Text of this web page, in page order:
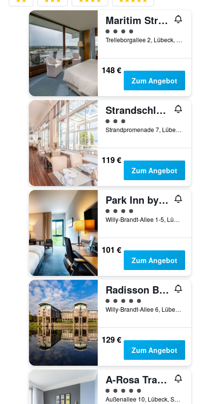
Maritim Strandhotel Travemünde
Bewertungskategorie 4
Trelleborgallee 2, Lübeck, Schleswig-Holstein, Deutschland
148 €
Zum Angebot
Strandschlösschen
Bewertungskategorie 3
Strandpromenade 7, Lübeck, Schleswig-Holstein, Deutschland
119 €
Zum Angebot
Park Inn by Radisson Lübeck
Bewertungskategorie 4
Willy-Brandt-Allee 1-5, Lübeck, Schleswig-Holstein, Deutschland
101 €
Zum Angebot
Radisson Blu Senator Hotel, Lubeck
Bewertungskategorie 5
Willy-Brandt-Allee 6, Lübeck, Schleswig-Holstein, Deutschland
129 €
Zum Angebot
A-Rosa Travemünde
Bewertungskategorie 5
Außenallee 10, Lübeck, Schleswig-Holstein, Deutschland